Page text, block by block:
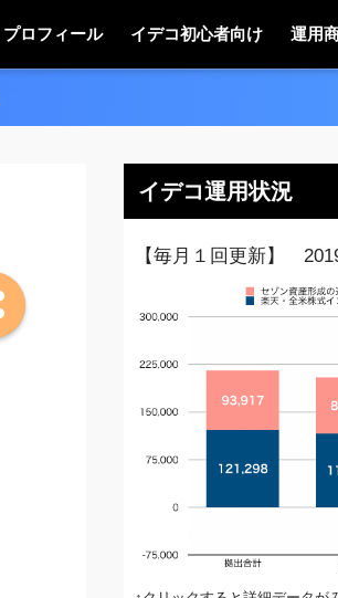
プロフィール イデコ初心者向け 運用
イデコ運用状況
【毎月１回更新】